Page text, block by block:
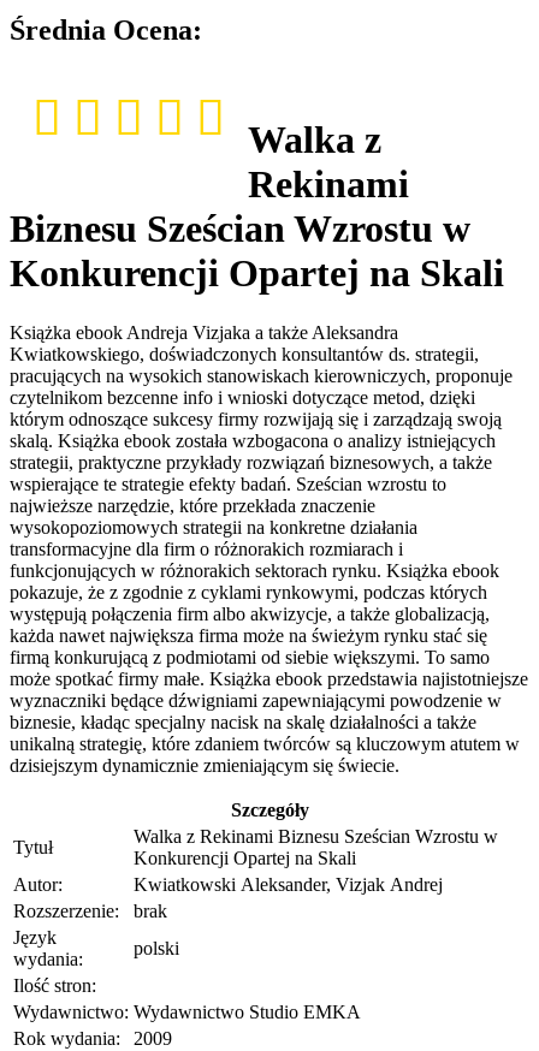
Średnia Ocena:
Walka z
Rekinami
Biznesu Sześcian Wzrostu w
Konkurencji Opartej na Skali
Książka ebook Andreja Vizjaka a także Aleksandra
Kwiatkowskiego, doświadczonych konsultantów ds. strategii,
pracujących na wysokich stanowiskach kierowniczych, proponuje
czytelnikom bezcenne info i wnioski dotyczące metod, dzięki
którym odnoszące sukcesy firmy rozwijają się i zarządzają swoją
skalą. Książka ebook została wzbogacona o analizy istniejących
strategii, praktyczne przykłady rozwiązań biznesowych, a także
wspierające te strategie efekty badań. Sześcian wzrostu to
najwieższe narzędzie, które przekłada znaczenie
wysokopoziomowych strategii na konkretne działania
transformacyjne dla firm o różnorakich rozmiarach i
funkcjonujących w różnorakich sektorach rynku. Książka ebook
pokazuje, że z zgodnie z cyklami rynkowymi, podczas których
występują połączenia firm albo akwizycje, a także globalizacją,
każda nawet największa firma może na świeżym rynku stać się
firmą konkurującą z podmiotami od siebie większymi. To samo
może spotkać firmy małe. Książka ebook przedstawia najistotniejsze
wyznaczniki będące dźwigniami zapewniającymi powodzenie w
biznesie, kładąc specjalny nacisk na skalę działalności a także
unikalną strategię, które zdaniem twórców są kluczowym atutem w
dzisiejszym dynamicznie zmieniającym się świecie.
Szczegóły
Tytuł
Walka z Rekinami Biznesu Sześcian Wzrostu w
Konkurencji Opartej na Skali
Autor:
Kwiatkowski Aleksander, Vizjak Andrej
Rozszerzenie:
brak
Język
wydania:
polski
Ilość stron:
Wydawnictwo: Wydawnictwo Studio EMKA
Rok wydania:
2009